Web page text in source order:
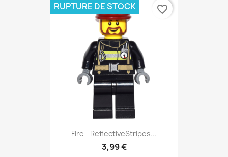
Fire - ReflectiveStripes...
3,99 €
RUPTURE DE STOCK favorite_border